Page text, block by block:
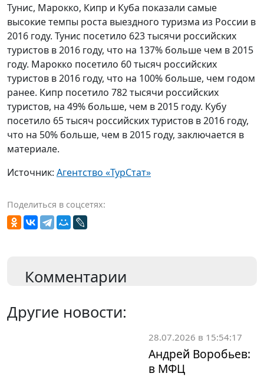
Тунис, Марокко, Кипр и Куба показали самые
высокие темпы роста выездного туризма из России в
2016 году. Тунис посетило 623 тысячи российских
туристов в 2016 году, что на 137% больше чем в 2015
году. Марокко посетило 60 тысяч российских
туристов в 2016 году, что на 100% больше, чем годом
ранее. Кипр посетило 782 тысячи российских
туристов, на 49% больше, чем в 2015 году. Кубу
посетило 65 тысяч российских туристов в 2016 году,
что на 50% больше, чем в 2015 году, заключается в
материале.
Источник: Агентство «ТурСтат»
Поделиться в соцсетях:
Комментарии
Другие новости:
28.07.2026 в 15:54:17
Андрей Воробьев:
в МФЦ